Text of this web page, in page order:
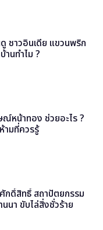
ชาวอินเดีย แขวนพริก
านทำไม ?
ณ์หน้าทอง ช่วยอะไร ?
ามที่ควรรู้
กดิ์สิทธิ์ สถาปัตยกรรม
นนา ขับไล่สิ่งชั่วร้าย